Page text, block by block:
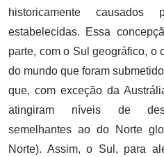
historicamente causados
estabelecidas. Essa
parte, com o Sul geográfico, o
do mundo que foram
que, com exceção da
atingiram níveis de
semelhantes ao do Norte
Norte). Assim, o Sul, para